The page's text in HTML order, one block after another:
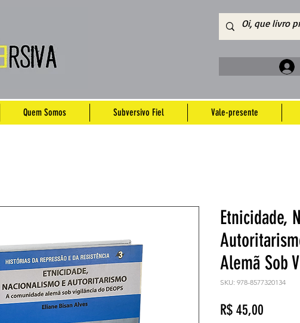
Quem Somos Subversivo Fiel Vale-presente
Etnicidade,
Alemã Sob
SKU: 978-8577320134
R$ 45,00